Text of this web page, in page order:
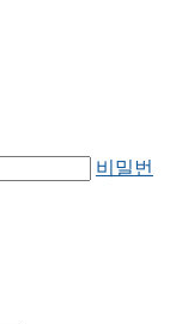
비밀번